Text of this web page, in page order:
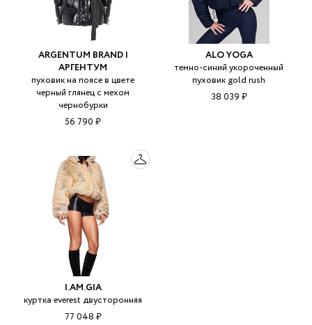
ARGENTUM BRAND |
АРГЕНТУМ
пуховик на поясе в цвете
черный глянец с мехом
чернобурки
56 790 ₽
ALO YOGA
темно-синий укороченный
пуховик gold rush
38 039 ₽
I.AM.GIA
куртка everest двусторонняя
77 048 ₽